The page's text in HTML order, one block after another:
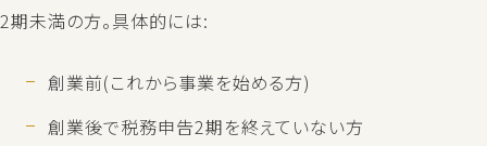
2期未満の方。具体的には:
創業前(これから事業を始める方)
創業後で税務申告2期を終えていない方